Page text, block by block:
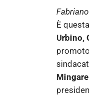
È
Urbino,